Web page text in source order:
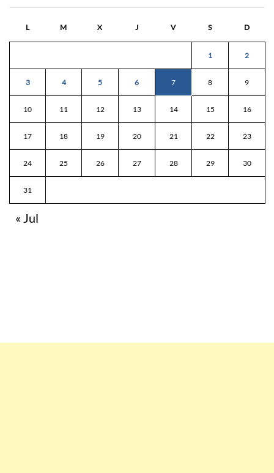
L M X J V S D
1 2
3 4 5 6 7 8 9
10 11 12 13 14 15 16
17 18 19 20 21 22 23
24 25 26 27 28 29 30
31
« Jul